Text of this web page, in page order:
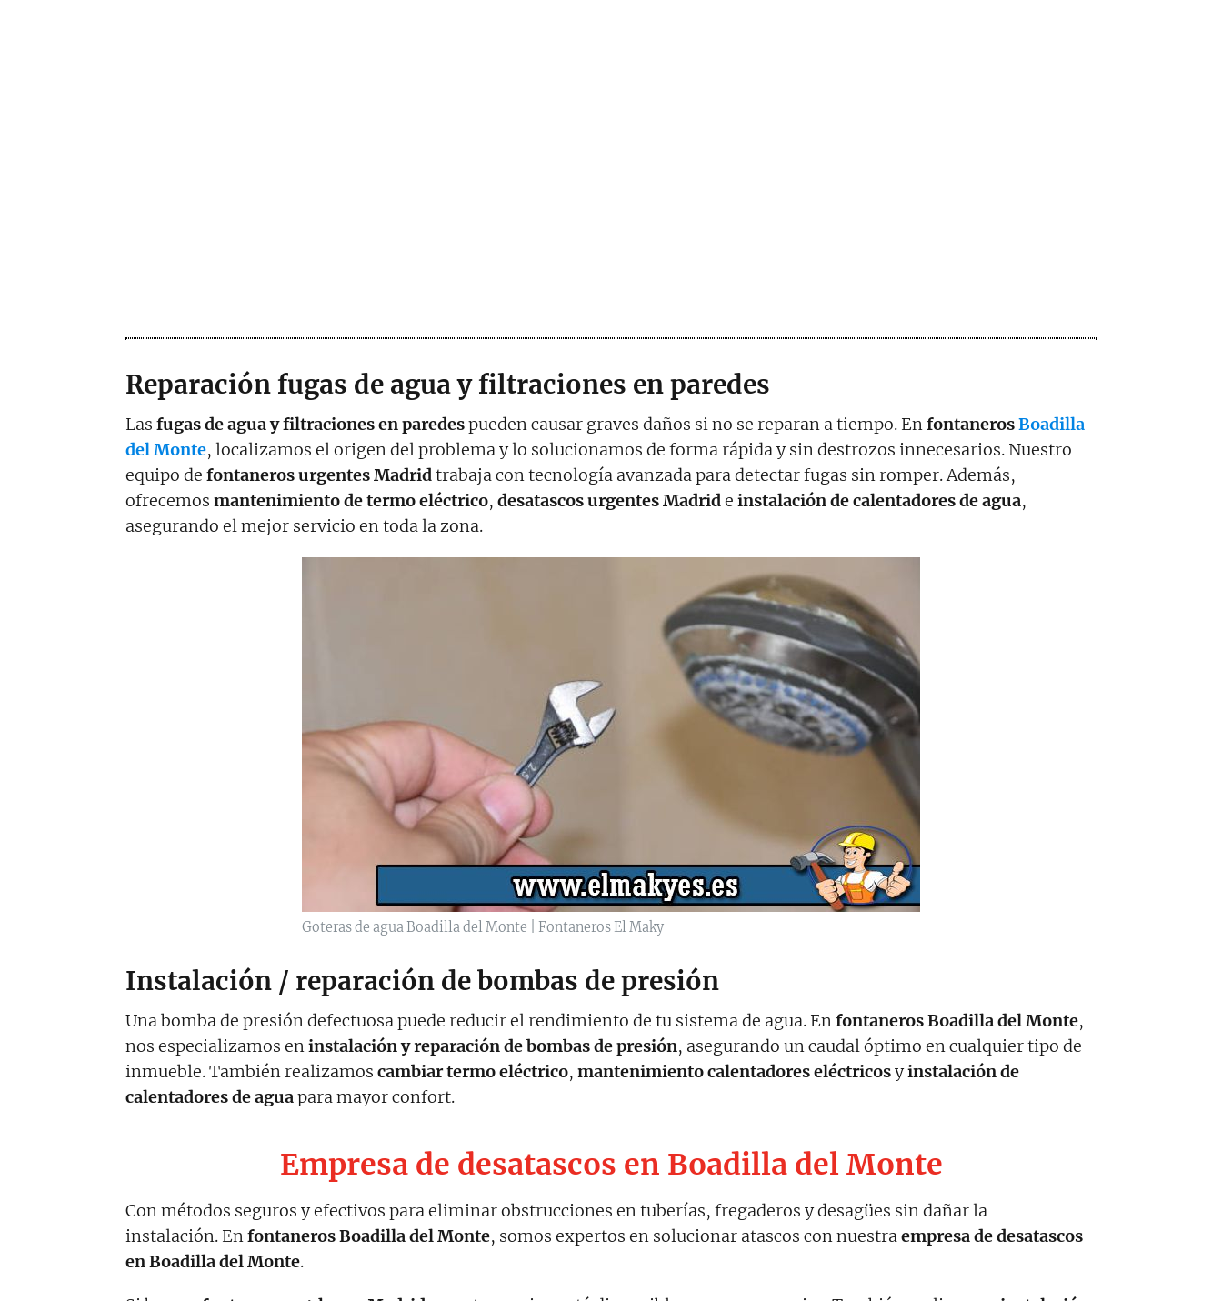
Reparación fugas de agua y filtraciones en paredes
Las fugas de agua y filtraciones en paredespueden causar graves daños si no se reparan a tiempo. EnfontanerosBoadilla
del Monte, localizamos el origen del problema y lo solucionamos de forma rápida y sin destrozos innecesarios. Nuestro
equipo de fontaneros urgentes Madridtrabaja con tecnología avanzada para detectar fugas sin romper. Además,
ofrecemos mantenimiento de termo eléctrico, desatascos urgentes Madride instalación de calentadores de agua,
asegurando el mejor servicio en toda la zona.
Goteras de agua Boadilla del Monte | Fontaneros El Maky
Instalación / reparación de bombas de presión
Una bomba de presión defectuosa puede reducir el rendimiento de tu sistema de agua. Enfontaneros Boadilla del Monte,
nos especializamos eninstalación y reparación de bombas de presión, asegurando un caudal óptimo en cualquier tipo de
inmueble. También realizamos cambiar termo eléctrico, mantenimiento calentadores eléctricosyinstalación de
calentadores de aguapara mayor confort.
Empresa de desatascos en Boadilla del Monte
Con métodos seguros y efectivos para eliminar obstrucciones en tuberías, fregaderos y desagües sin dañar la
instalación. Enfontaneros Boadilla del Monte, somos expertos en solucionar atascos con nuestraempresa de desatascos
en Boadilla del Monte.